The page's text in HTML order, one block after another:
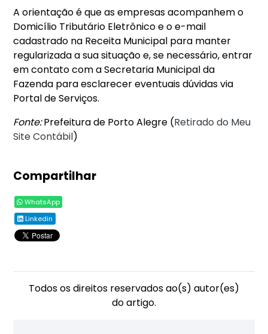
A orientação é que as empresas acompanhem o
Domicílio Tributário Eletrônico e o e-mail
cadastrado na Receita Municipal para manter
regularizada a sua situação e, se necessário, entrar
em contato com a Secretaria Municipal da
Fazenda para esclarecer eventuais dúvidas via
Portal de Serviços.
Fonte:Prefeitura de Porto Alegre (Retirado do Meu
Site Contábil)
Compartilhar
WhatsApp
Linkedin
Todos os direitos reservados ao(s) autor(es)
do artigo.